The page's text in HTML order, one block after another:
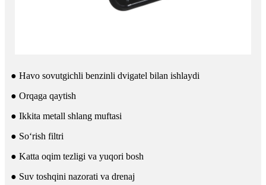
● Havo sovutgichli benzinli dvigatel bilan ishlaydi
● Orqaga qaytish
● Ikkita metall shlang muftasi
● So‘rish filtri
● Katta oqim tezligi va yuqori bosh
● Suv toshqini nazorati va drenaj